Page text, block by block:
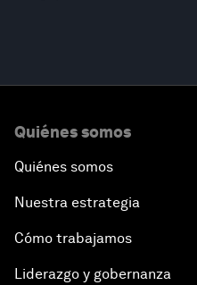
Quiénes somos
Quiénes somos
Nuestra estrategia
Cómo trabajamos
Liderazgo y gobernanza